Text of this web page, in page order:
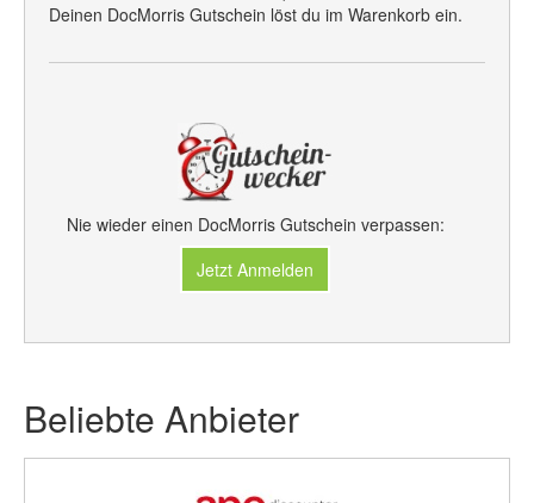
Deinen DocMorris Gutschein löst du im Warenkorb ein.
Nie wieder einen DocMorris Gutschein verpassen:
Jetzt Anmelden
Beliebte Anbieter